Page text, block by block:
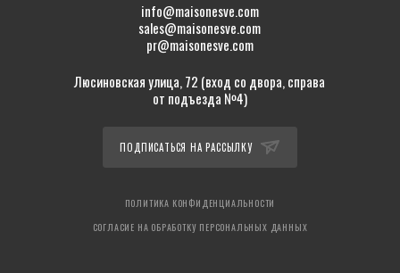
info@maisonesve.com
sales@maisonesve.com
pr@maisonesve.com
Люсиновская улица, 72 (вход со двора, справа
от подъезда №4)
ПОДПИСАТЬСЯ НА РАССЫЛКУ
ПОЛИТИКА КОНФИДЕНЦИАЛЬНОСТИ
СОГЛАСИЕ НА ОБРАБОТКУ ПЕРСОНАЛЬНЫХ ДАННЫХ